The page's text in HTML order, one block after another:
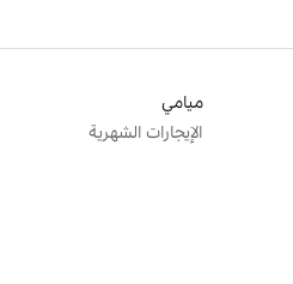
ميامي
الإيجارات الشهرية